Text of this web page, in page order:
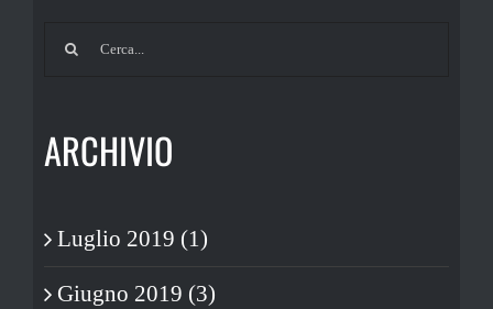
Cerca
ARCHIVIO
Luglio 2019 (1)
Giugno 2019 (3)